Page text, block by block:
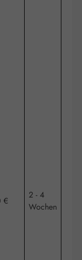
€
2 - 4
Wochen